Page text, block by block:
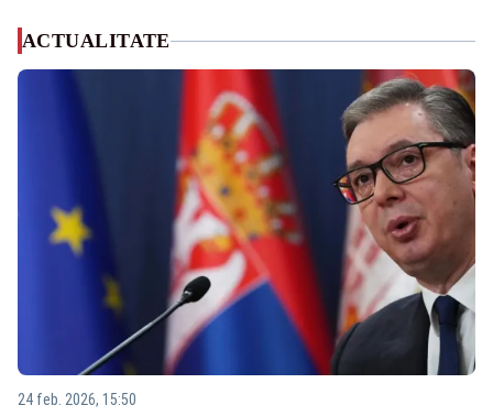
ACTUALITATE
24 feb. 2026, 15:50